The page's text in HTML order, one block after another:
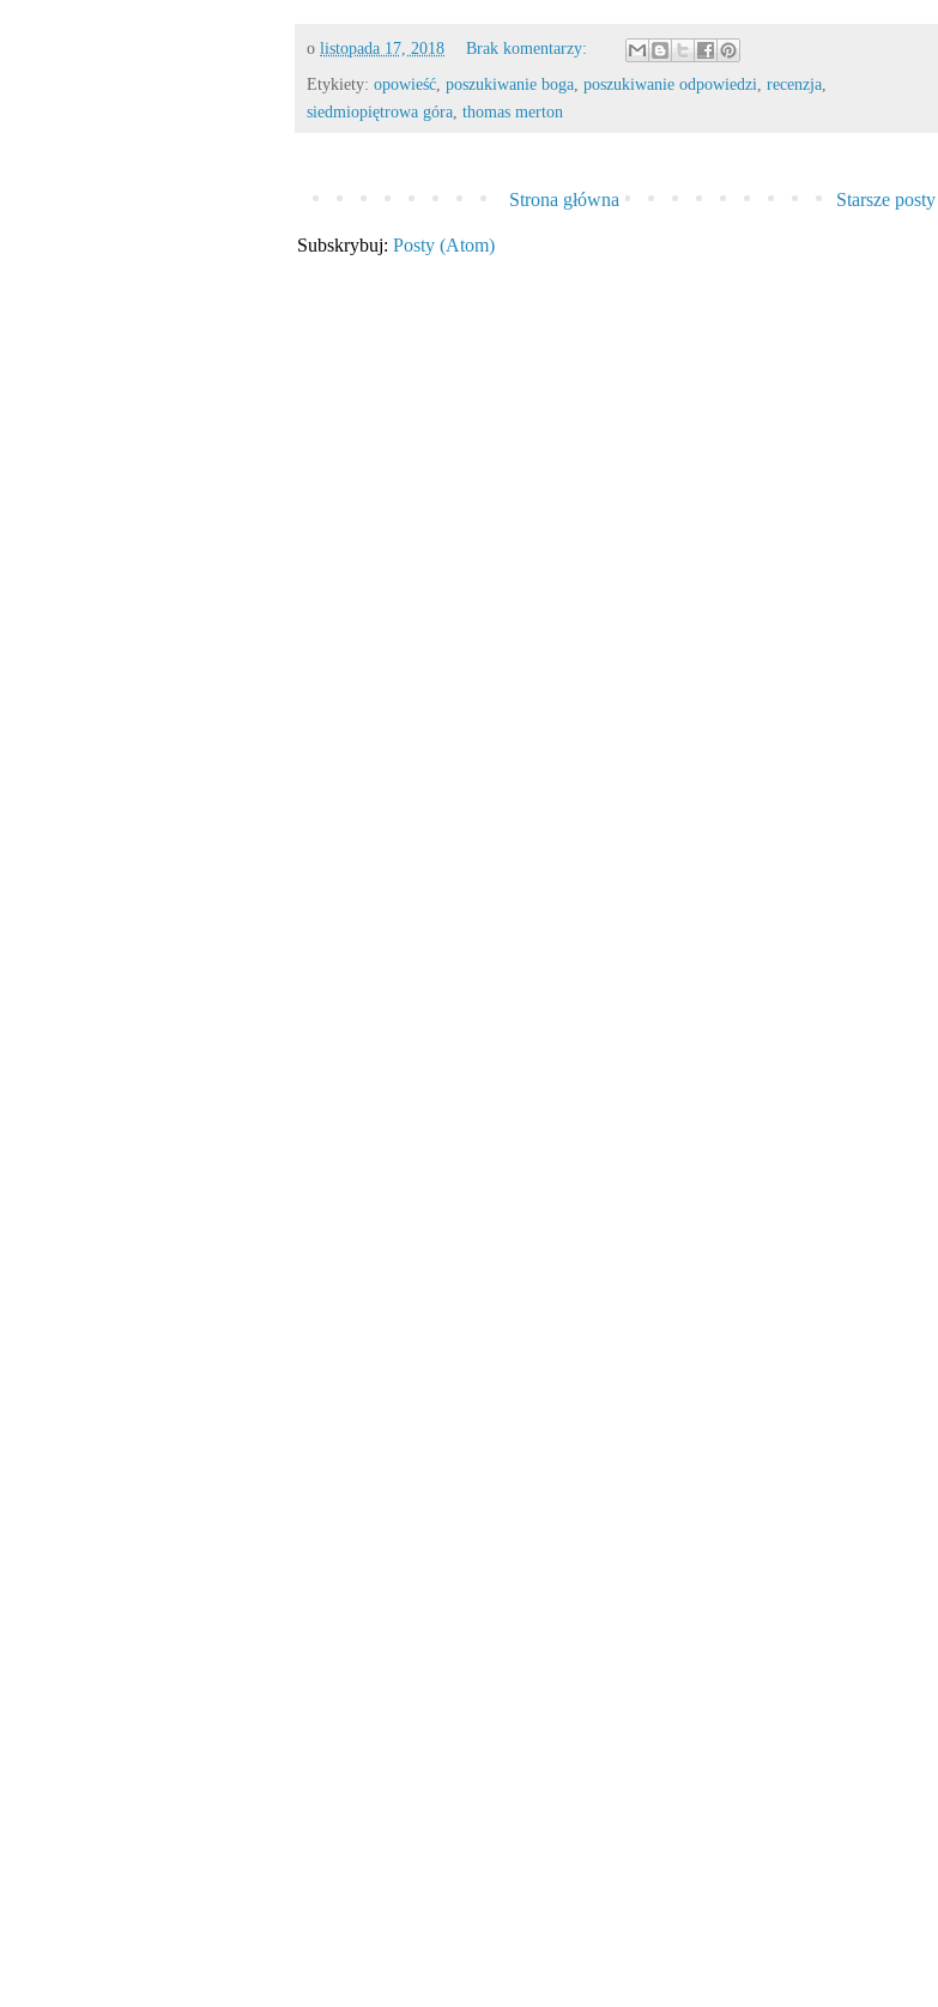
o listopada 17, 2018
Brak komentarzy:
Etykiety: opowieść poszukiwanie boga poszukiwanie odpowiedzi recenzja
siedmiopiętrowa góra thomas merton
Starsze posty
Strona główna
Subskrybuj: Posty (Atom)